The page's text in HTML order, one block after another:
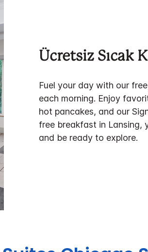
Ücretsiz Sıcak
Fuel your day with our
each morning. Enjoy
hot pancakes, and our
free breakfast in Lansing,
and be ready to explore.